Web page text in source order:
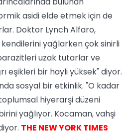
asidi elde etmek için de
Doktor Lynch Alfaro,
yağlarken çok sinirli
uzak tutarlar ve
eşikleri bir hayli yüksek" diyor.
sosyal bir etkinlik. "O kadar
hiyerarşi düzeni
yağlıyor. Kocaman, vahşi
THE NEW YORK TIMES